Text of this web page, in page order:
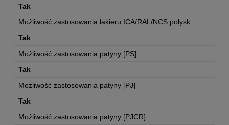
Tak
Możliwość zastosowania lakieru ICA/RAL/NCS połysk
Tak
Możliwość zastosowania patyny [PS]
Tak
Możliwość zastosowania patyny [PJ]
Tak
Możliwość zastosowania patyny [PJCR]